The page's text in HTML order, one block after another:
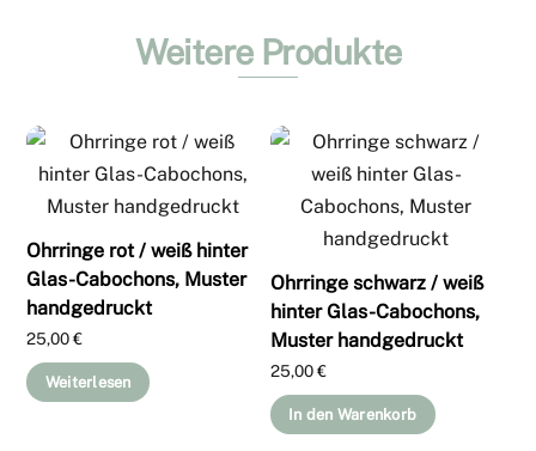
Weitere Produkte
Ohrringe rot / weiß hinter
Glas-Cabochons, Muster
handgedruckt
25,00€
Weiterlesen
Ohrringe schwarz / weiß
hinter Glas-Cabochons,
Muster handgedruckt
25,00€
In den Warenkorb